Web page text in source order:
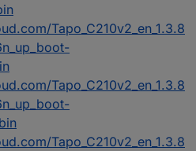
Tapo_C210v2_en_1.3.8
Tapo_C210v2_en_1.3.8
Tapo_C210v2_en_1.3.8